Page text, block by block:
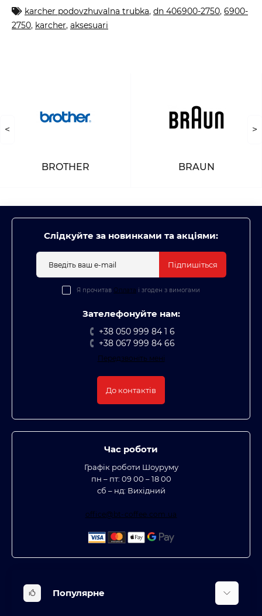
karcher podovzhuvalna trubka, dn 406900-2750, 6900-
2750, karcher, aksesuari
<
BROTHER BRAUN
>
Слідкуйте за новинками та акціями:
Підпишіться
Я прочитав Оплата і згоден з вимогами
Зателефонуйте нам:
+38 050 999 84 1 6
+38 067 999 84 66
Передзвоніть мені
До контактів
Час роботи
Графік роботи Шоуруму
пн – пт: 09 00 – 18 00
сб – нд: Вихідний
office@bt-coffee.com.ua
Популярне